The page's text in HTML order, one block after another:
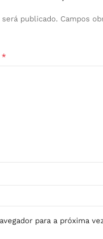
publicado. Campos
*
para a próxima